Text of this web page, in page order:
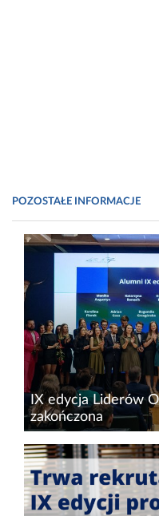
POZOSTAŁE INFORMACJE
IX edycja Liderów
zakończona
7 grudnia 2022 r. w
Papierów
się finał IX edycji
Zdrowia. Jego